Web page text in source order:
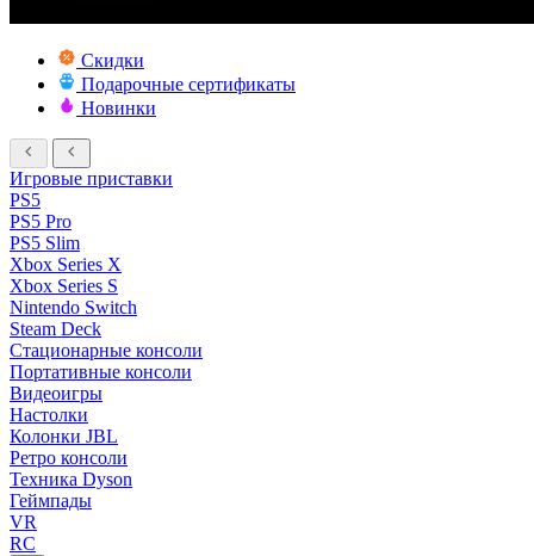
Скидки
Подарочные сертификаты
Новинки
Игровые приставки
PS5
PS5 Pro
PS5 Slim
Xbox Series X
Xbox Series S
Nintendo Switch
Steam Deck
Стационарные консоли
Портативные консоли
Видеоигры
Настолки
Колонки JBL
Ретро консоли
Техника Dyson
Геймпады
VR
RC